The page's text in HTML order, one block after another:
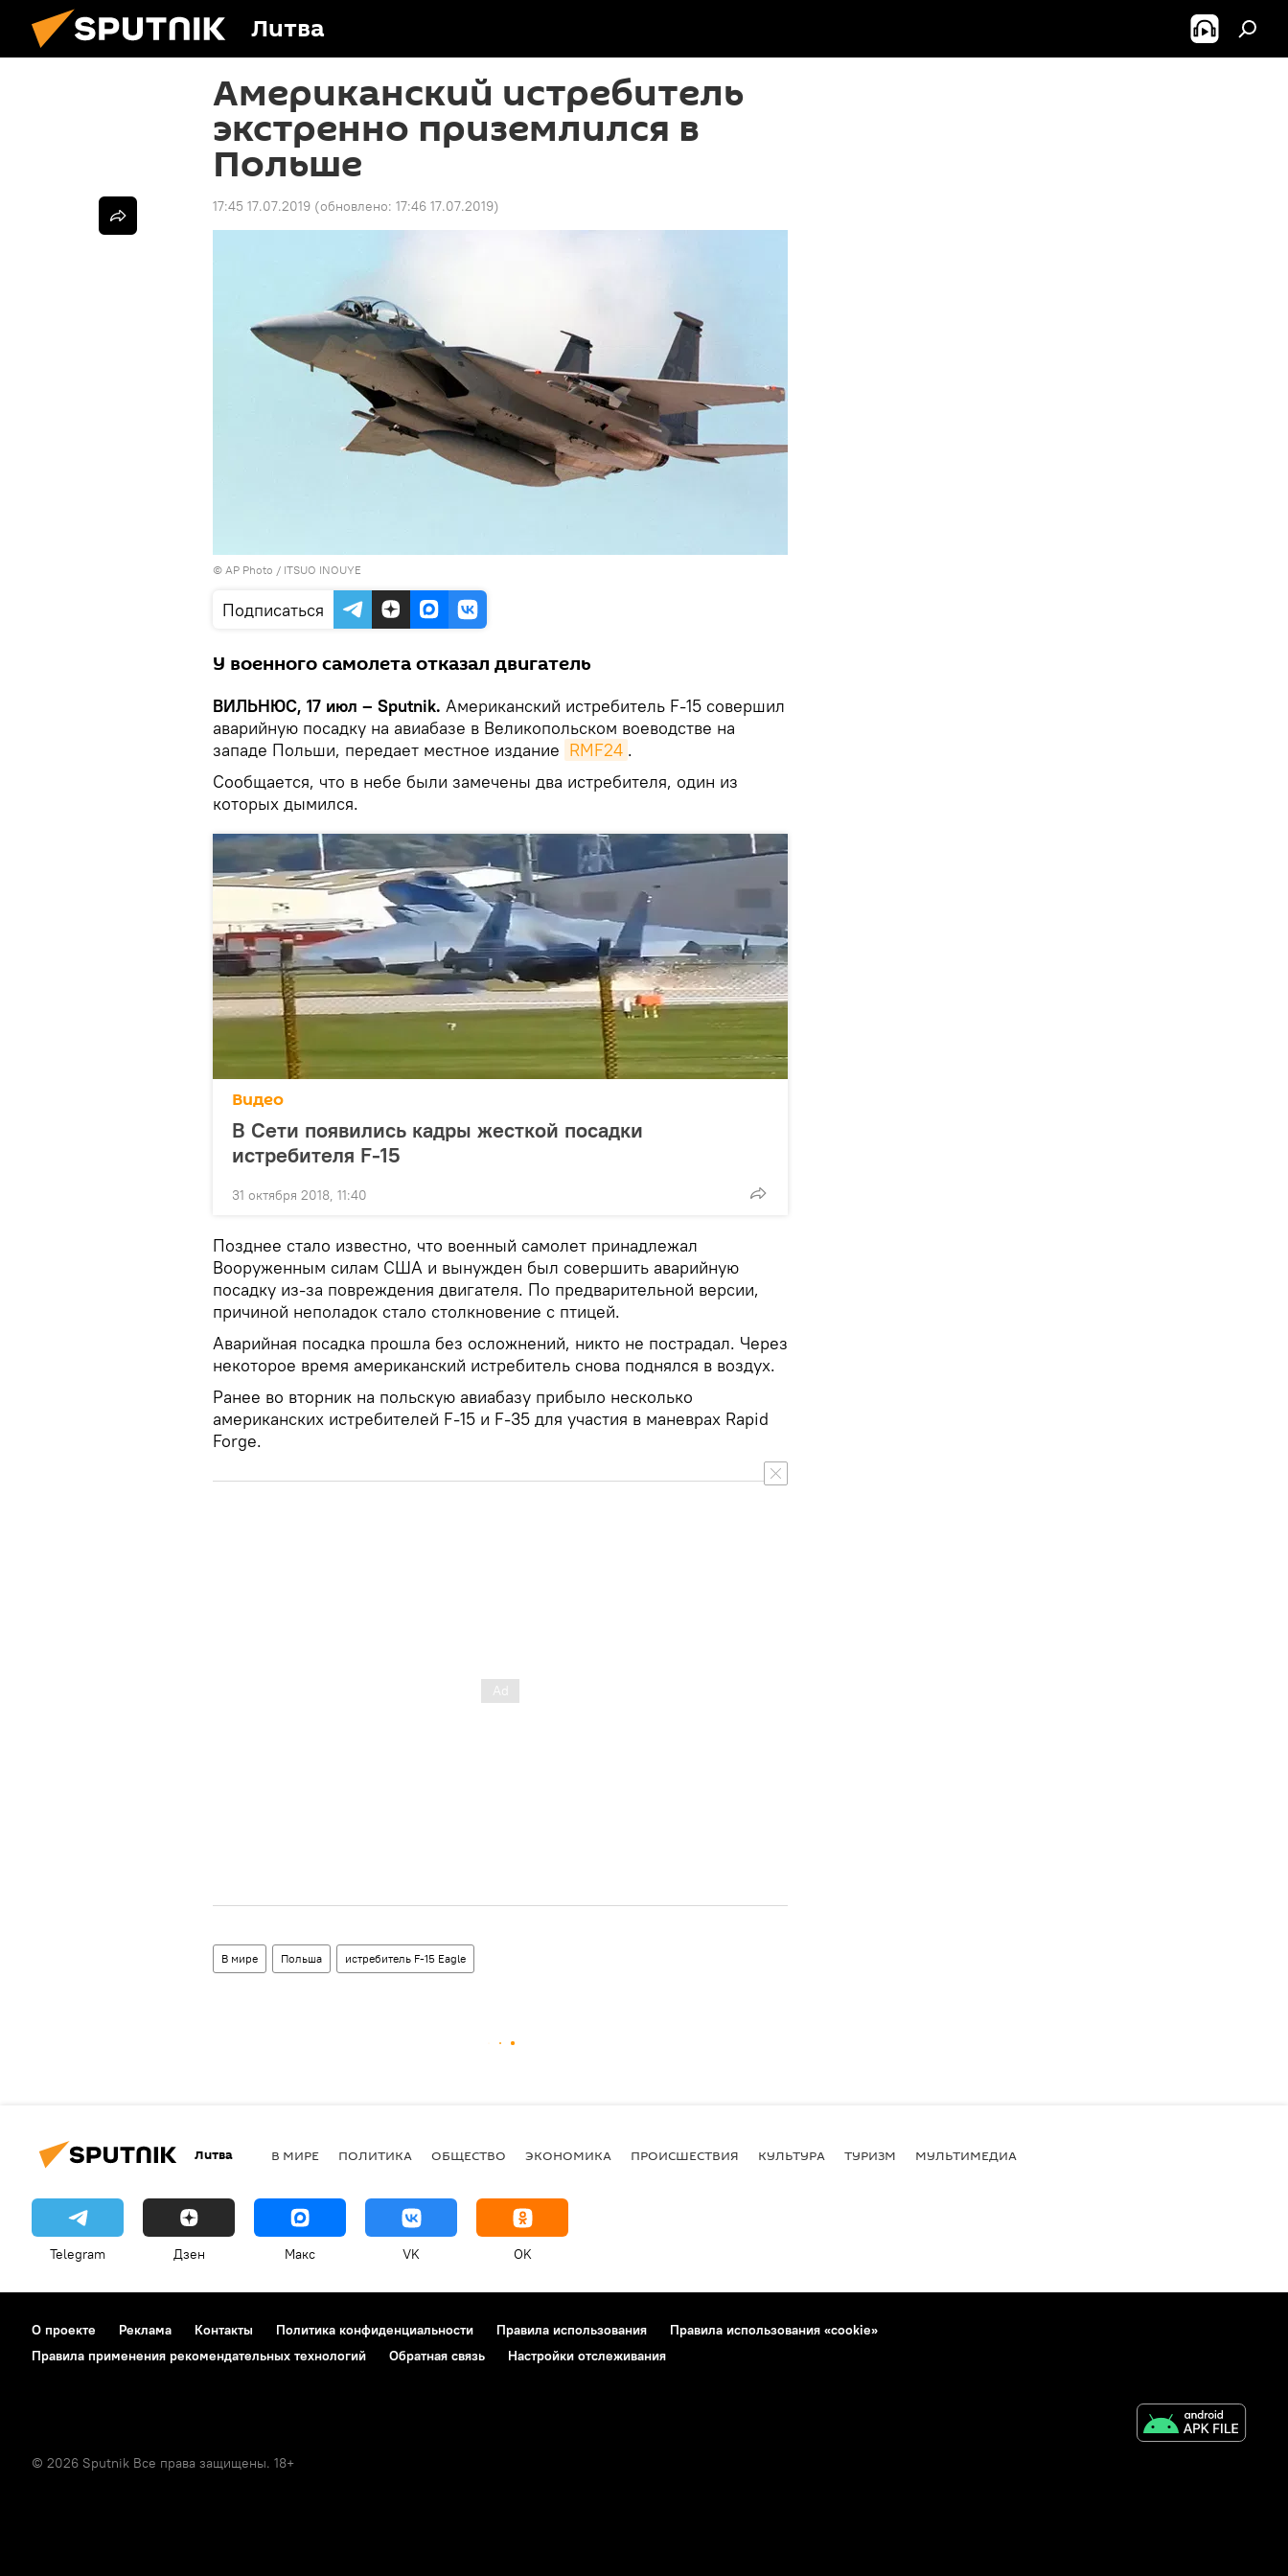
Литва
Американский истребитель
экстренно приземлился в
Польше
17:45 17.07.2019 (обновлено: 17:46 17.07.2019)
© AP Photo / ITSUO INOUYE
Подписаться
У военного самолета отказал двигатель
ВИЛЬНЮС, 17 июл – Sputnik. Американский истребитель F-15 совершил
аварийную посадку на авиабазе в Великопольском воеводстве на
западе Польши, передает местное издание RMF24 .
Сообщается, что в небе были замечены два истребителя, один из
которых дымился.
Видео
В Сети появились кадры жесткой посадки
истребителя F-15
31 октября 2018, 11:40
Позднее стало известно, что военный самолет принадлежал
Вооруженным силам США и вынужден был совершить аварийную
посадку из-за повреждения двигателя. По предварительной версии,
причиной неполадок стало столкновение с птицей.
Аварийная посадка прошла без осложнений, никто не пострадал. Через
некоторое время американский истребитель снова поднялся в воздух.
Ранее во вторник на польскую авиабазу прибыло несколько
американских истребителей F-15 и F-35 для участия в маневрах Rapid
Forge.
В мире Польша истребитель F-15 Eagle
Литва В МИРЕ ПОЛИТИКА ОБЩЕСТВО ЭКОНОМИКА ПРОИСШЕСТВИЯ КУЛЬТУРА ТУРИЗМ МУЛЬТИМЕДИА
Telegram Дзен Макс VK OK
О проекте Реклама Контакты Политика конфиденциальности Правила использования
Правила использования «cookie»
Правила применения рекомендательных технологий
Обратная связь Настройки отслеживания
© 2026 Sputnik Все права защищены. 18+